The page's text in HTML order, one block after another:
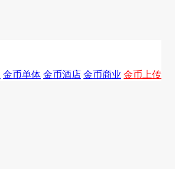
金币单体 金币酒店 金币商业 金币上传